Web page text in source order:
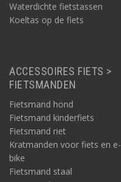
Waterdichte fietstassen
Koeltas op de fiets
ACCESSOIRES FIETS >
FIETSMANDEN
Fietsmand hond
Fietsmand kinderfiets
Fietsmand riet
Kratmanden voor fiets en e-
bike
Fietsmand staal